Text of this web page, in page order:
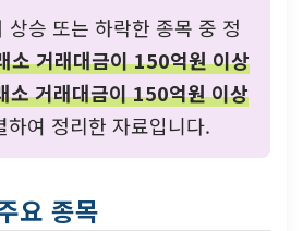
상승 또는 하락한 종목 중 정
소 거래대금이 150억원 이상
소 거래대금이 150억원 이상
하여 정리한 자료입니다.
요 종목